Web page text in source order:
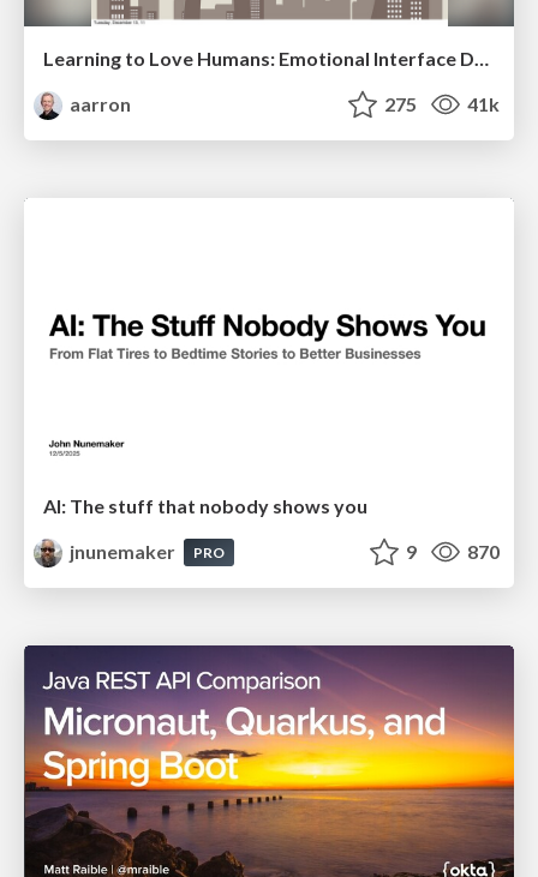
Learning to Love Humans: Emotional Interface Design
aarron
275 41k
AI: The stuff that nobody shows you
jnunemaker
PRO 9 870